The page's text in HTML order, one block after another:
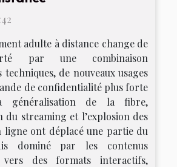
adulte à distance change de
par une combinaison
techniques, de nouveaux usages
de confidentialité plus forte
généralisation de la fibre,
du streaming et l’explosion des
ligne ont déplacé une partie du
dominé par les contenus
vers des formats interactifs,